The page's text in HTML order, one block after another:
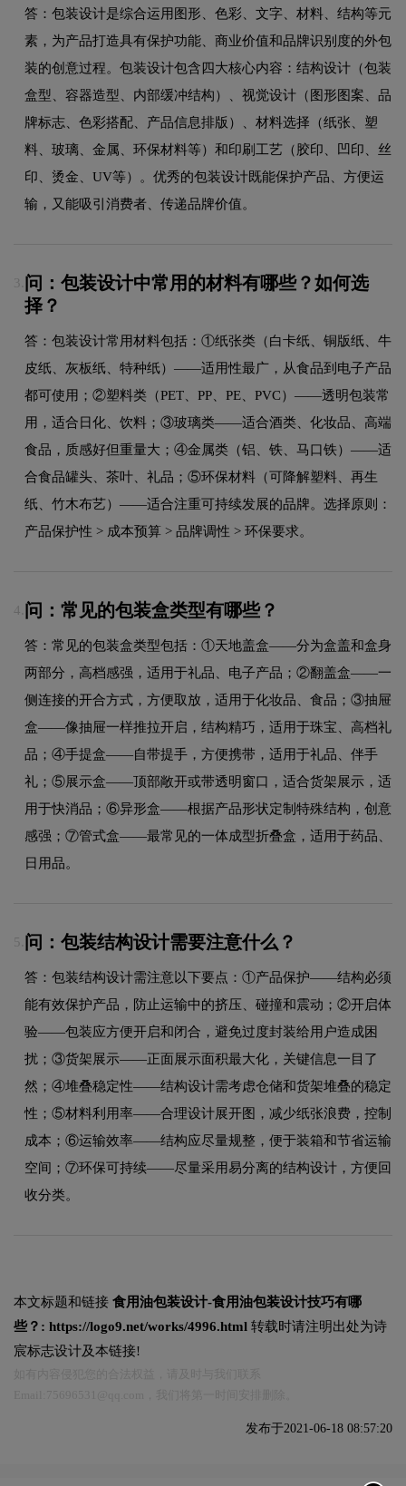
答：包装设计是综合运用图形、色彩、文字、材料、结构等元
素，为产品打造具有保护功能、商业价值和品牌识别度的外包
装的创意过程。包装设计包含四大核心内容：结构设计（包装
盒型、容器造型、内部缓冲结构）、视觉设计（图形图案、品
牌标志、色彩搭配、产品信息排版）、材料选择（纸张、塑
料、玻璃、金属、环保材料等）和印刷工艺（胶印、凹印、丝
印、烫金、UV等）。优秀的包装设计既能保护产品、方便运
输，又能吸引消费者、传递品牌价值。
3. 问：包装设计中常用的材料有哪些？如何选
择？
答：包装设计常用材料包括：①纸张类（白卡纸、铜版纸、牛
皮纸、灰板纸、特种纸）——适用性最广，从食品到电子产品
都可使用；②塑料类（PET、PP、PE、PVC）——透明包装常
用，适合日化、饮料；③玻璃类——适合酒类、化妆品、高端
食品，质感好但重量大；④金属类（铝、铁、马口铁）——适
合食品罐头、茶叶、礼品；⑤环保材料（可降解塑料、再生
纸、竹木布艺）——适合注重可持续发展的品牌。选择原则：
产品保护性 > 成本预算 > 品牌调性 > 环保要求。
4. 问：常见的包装盒类型有哪些？
答：常见的包装盒类型包括：①天地盖盒——分为盒盖和盒身
两部分，高档感强，适用于礼品、电子产品；②翻盖盒——一
侧连接的开合方式，方便取放，适用于化妆品、食品；③抽屉
盒——像抽屉一样推拉开启，结构精巧，适用于珠宝、高档礼
品；④手提盒——自带提手，方便携带，适用于礼品、伴手
礼；⑤展示盒——顶部敞开或带透明窗口，适合货架展示，适
用于快消品；⑥异形盒——根据产品形状定制特殊结构，创意
感强；⑦管式盒——最常见的一体成型折叠盒，适用于药品、
日用品。
5. 问：包装结构设计需要注意什么？
答：包装结构设计需注意以下要点：①产品保护——结构必须
能有效保护产品，防止运输中的挤压、碰撞和震动；②开启体
验——包装应方便开启和闭合，避免过度封装给用户造成困
扰；③货架展示——正面展示面积最大化，关键信息一目了
然；④堆叠稳定性——结构设计需考虑仓储和货架堆叠的稳定
性；⑤材料利用率——合理设计展开图，减少纸张浪费，控制
成本；⑥运输效率——结构应尽量规整，便于装箱和节省运输
空间；⑦环保可持续——尽量采用易分离的结构设计，方便回
收分类。
本文标题和链接 食用油包装设计-食用油包装设计技巧有哪
些？: https://logo9.net/works/4996.html 转载时请注明出处为诗
宸标志设计及本链接!
发布于2021-06-18 08:57:20